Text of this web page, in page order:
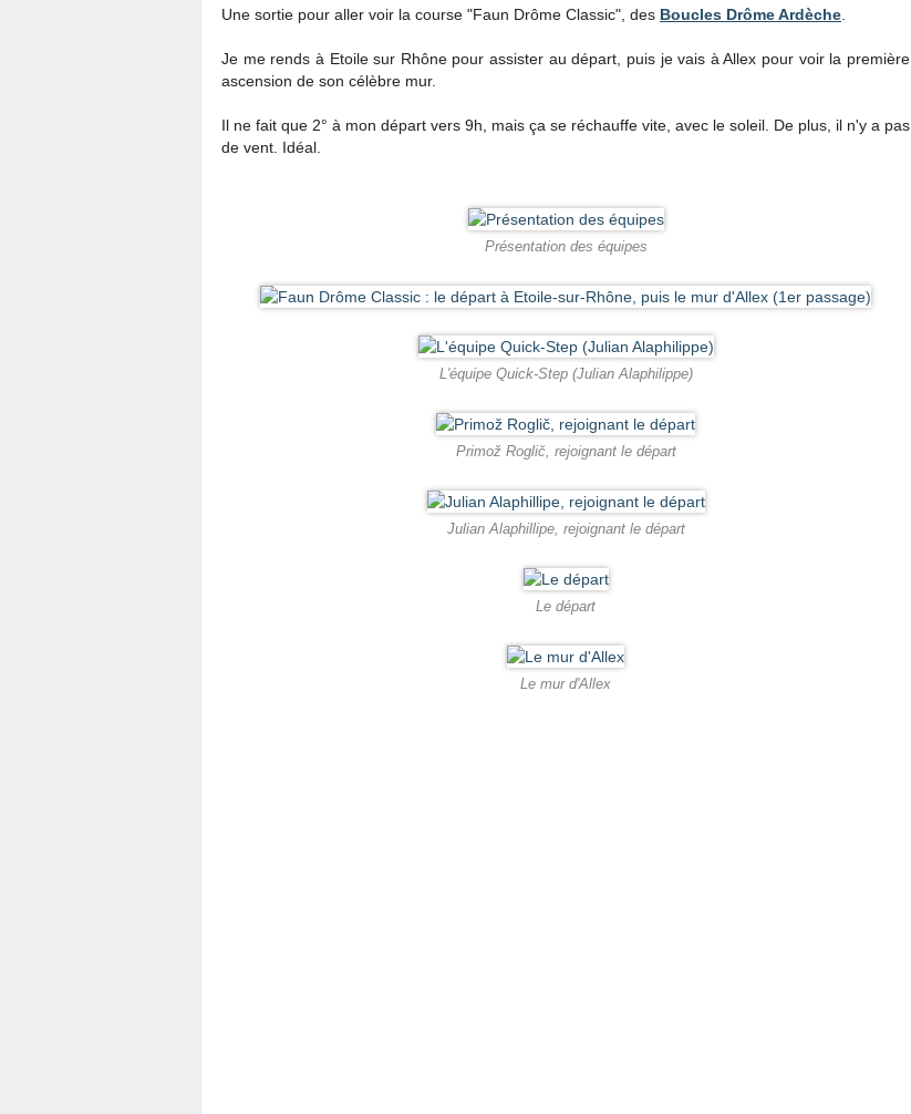
Une sortie pour aller voir la course "Faun Drôme Classic", des Boucles Drôme Ardèche
Je me rends à Etoile sur Rhône pour assister au départ, puis je vais à Allex pour voir la première
ascension de son célèbre mur.
Il ne fait que 2° à mon départ vers 9h, mais ça se réchauffe vite, avec le soleil. De plus, il n'y a pas
de vent. Idéal.
Présentation des équipes
L'équipe Quick-Step (Julian Alaphilippe)
Primož Roglič, rejoignant le départ
Julian Alaphillipe, rejoignant le départ
Le départ
Le mur d'Allex